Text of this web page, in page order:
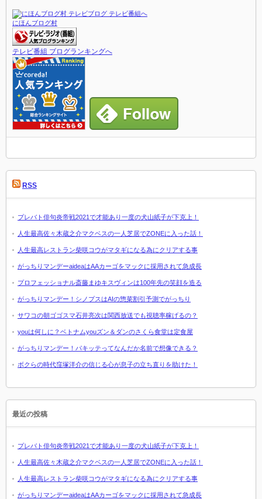
にほんブログ村
テレビ番組 ブログランキングへ
RSS
プレバト俳句炎帝戦2021で才能あり一度の犬山紙子が下克上！
人生最高佐々木蔵之介マクベスの一人芝居でZONEに入った話！
人生最高レストラン柴咲コウがマタギになる為にクリアする事
がっちりマンデーaideaはAAカーゴをマックに採用されて急成長
プロフェッショナル斎藤まゆキスヴィンは100年先の笑顔を造る
がっちりマンデー！シノプスはAIの惣菜割引予測でがっちり
サワコの朝ゴゴスマ石井亮次は関西放送でも視聴率稼げるの？
youは何しに？ベトナムyouズン＆ダンのさくら食堂は定食屋
がっちりマンデー！パキッテってなんだか名前で想像できる？
ボクらの時代窪塚洋介の信じる心が息子の立ち直りを助けた！
最近の投稿
プレバト俳句炎帝戦2021で才能あり一度の犬山紙子が下克上！
人生最高佐々木蔵之介マクベスの一人芝居でZONEに入った話！
人生最高レストラン柴咲コウがマタギになる為にクリアする事
がっちりマンデーaideaはAAカーゴをマックに採用されて急成長